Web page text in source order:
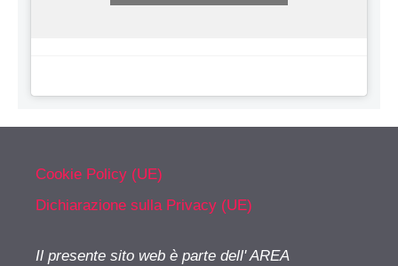
Cookie Policy (UE)
Dichiarazione sulla Privacy (UE)
Il presente sito web è parte dell' AREA